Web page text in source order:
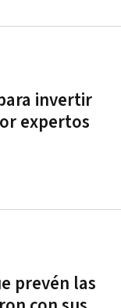
invertir
expertos
prevén las